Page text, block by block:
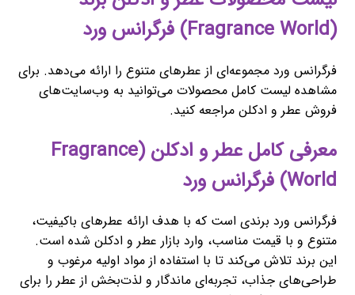
(Fragrance World) فرگرانس ورد
فرگرانس ورد مجموعه‌ای از عطرهای متنوع را ارائه می‌دهد. برای
مشاهده لیست کامل محصولات می‌توانید به وب‌سایت‌های
فروش عطر و ادکلن مراجعه کنید.
معرفی کامل عطر و ادکلن (Fragrance
World) فرگرانس ورد
فرگرانس ورد برندی است که با هدف ارائه عطرهای باکیفیت،
متنوع و با قیمت مناسب، وارد بازار عطر و ادکلن شده است.
این برند تلاش می‌کند تا با استفاده از مواد اولیه مرغوب و
طراحی‌های جذاب، تجربه‌ای ماندگار و لذت‌بخش از عطر را برای